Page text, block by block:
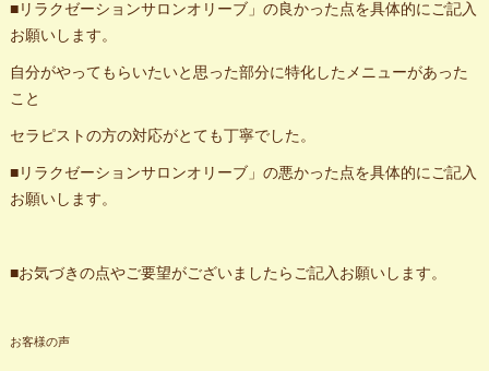
■リラクゼーションサロンオリーブ」の良かった点を具体的にご記入
お願いします。
自分がやってもらいたいと思った部分に特化したメニューがあった
こと
セラピストの方の対応がとても丁寧でした。
■リラクゼーションサロンオリーブ」の悪かった点を具体的にご記入
お願いします。
■お気づきの点やご要望がございましたらご記入お願いします。
お客様の声